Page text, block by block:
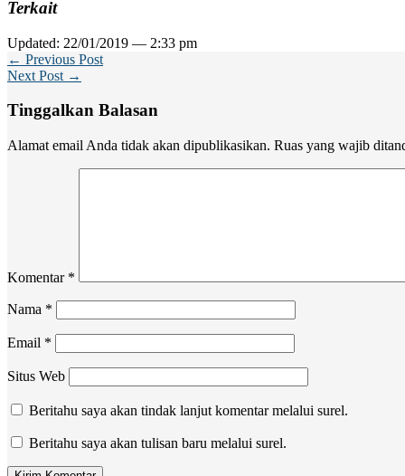
Terkait
Updated: 22/01/2019 — 2:33 pm
← Previous Post
Next Post →
Tinggalkan Balasan
Alamat email Anda tidak akan dipublikasikan. Ruas yang wajib
Komentar *
Nama *
Email *
Situs Web
Beritahu saya akan tindak lanjut komentar melalui surel.
Beritahu saya akan tulisan baru melalui surel.